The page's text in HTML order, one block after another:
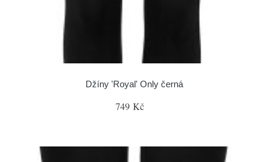
Džíny 'Royal' Only černá
749 Kč